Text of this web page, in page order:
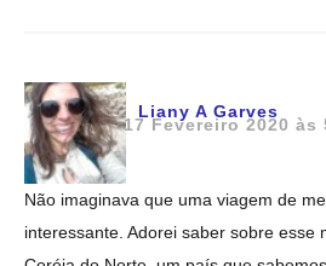
Liany A Garves
17 Fevereiro 2020 às
Não imaginava que uma viagem de
interessante. Adorei saber sobre esse